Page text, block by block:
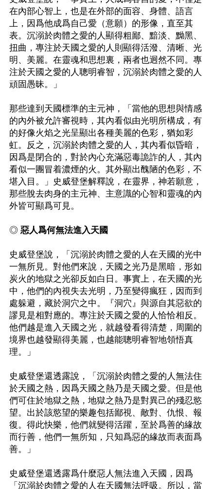
在內部心智上，也是在外部的面容、身體、語言
上，因爲他成爲自己愛（意願）的形像，直至其
表。沉溺於肉體之愛的人顯得粗鄙、黯淡、黝黑、
扭曲，專注於天國之愛的人則顯得活潑、清晰、光
明、美麗。在靈魂和思想裏，兩者也迥然不同。專
注於天國之愛的人聰明睿智，沉溺於肉體之愛的人
頑固愚昧。」
那些達到天國標準的主元神，「當他的思想與情感
的內外被允許審視時，其內看似由光明所構成，有
的好像火焰之光呈顯出各種美麗的色彩，猶如彩
虹。反之，沉溺於肉體之愛的人，其內看似昏暗，
因爲是閉合的，對於內心充滿惡毒詭詐的人，其內
看似一團冒着濃煙的火。其外顯出醜陋的色彩，不
堪入目。」史威登堡解釋說，在靈界，神若願意，
那些脫去肉身的主元神、主意識的心智和靈魂的內
外皆可顯爲可見。
◎ 惡人爲何無法進入天國
史威登堡說，「沉溺於肉體之愛的人在天國的光中
一無所見。對他們來說，天國之光乃是黑暗，形如
炭火的地獄之光卻反如白日。事實上，在天國的光
中，他們的內視失去光明，乃至變得瘋狂，因而到
處躲避，藏於洞穴之中。『洞穴』與源自其惡欲的
謬見是相對應的。專注於天國之愛的人恰恰相反。
他們越是進入天國之光，就越發看得清楚，周圍的
境界也越發顯得美麗，也越能聰明睿智地領悟真
理。」
史威登堡還透露說，「沉溺於肉體之愛的人無法住
於天國之熱，因爲天國之熱乃是天國之愛。但是他
們可住於地獄之熱，地獄之熱乃是對異己的殘忍慾
望。出於該慾望的樂趣包括鄙視、敵對、仇恨、報
復。得此快樂，他們就變得活躍，至於爲善的緣故
而行善，他們一無所知，只知爲惡的緣故而表面爲
善。」
史威登堡還透露爲什麼惡人無法進入天國，因爲
「沉溺於肉體之愛的人在天國無法呼吸。所以，當